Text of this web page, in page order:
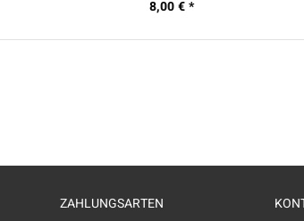
8,00 € *
ZAHLUNGSARTEN